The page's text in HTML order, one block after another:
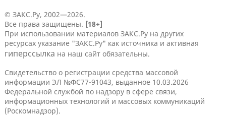
© ЗАКС.Ру, 2002—2026.
Все права защищены. [18+]
При использовании материалов ЗАКС.Ру на других
ресурсах указание "ЗАКС.Ру" как источника и активная
гиперссылка на наш сайт обязательны.
Свидетельство о регистрации средства массовой
информации ЭЛ №ФС77-91043, выданное 10.03.2026
Федеральной службой по надзору в сфере связи,
информационных технологий и массовых коммуникаций
(Роскомнадзор).